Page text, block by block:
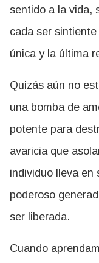
sentido a la vida,
cada ser
única y la última
Quizás aún no
una bomba de
potente para
avaricia que
individuo lleva en
poderoso
ser liberada.
Cuando